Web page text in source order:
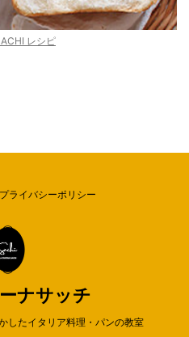
レシピ
プライバシーポリシー
ナサッチ
したイタリア料理・パンの教室